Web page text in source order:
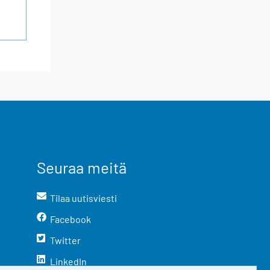
Seuraa meitä
Tilaa uutisviesti
Facebook
Twitter
LinkedIn